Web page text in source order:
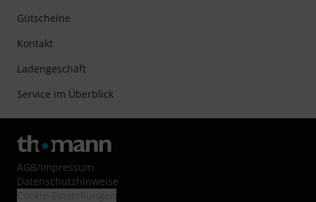
Gutscheine
Kontakt
Ladengeschäft
Service im Überblick
AGB/Impressum
Datenschutzhinweise